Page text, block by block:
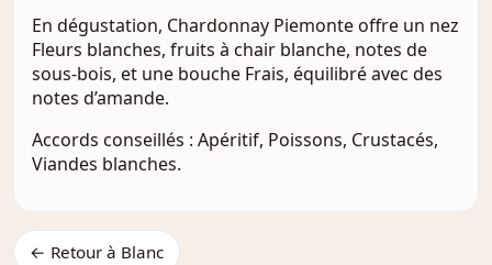
En dégustation, Chardonnay Piemonte offre un nez
Fleurs blanches, fruits à chair blanche, notes de
sous-bois, et une bouche Frais, équilibré avec des
notes d’amande.
Accords conseillés : Apéritif, Poissons, Crustacés,
Viandes blanches.
← Retour à Blanc